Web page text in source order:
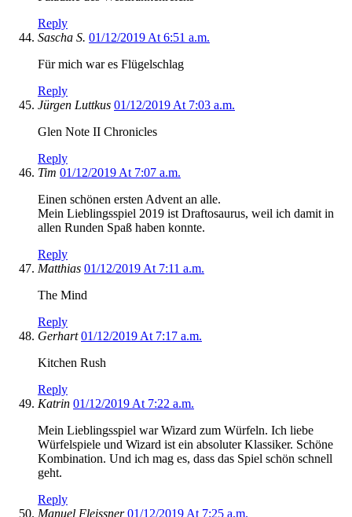
Reply
Sascha S. 01/12/2019 At 6:51 a.m.
Für mich war es Flügelschlag
Reply
Jürgen Luttkus 01/12/2019 At 7:03 a.m.
Glen Note II Chronicles
Reply
Tim 01/12/2019 At 7:07 a.m.
Einen schönen ersten Advent an alle.
Mein Lieblingsspiel 2019 ist Draftosaurus, weil ich damit in
allen Runden Spaß haben konnte.
Reply
Matthias 01/12/2019 At 7:11 a.m.
The Mind
Reply
Gerhart 01/12/2019 At 7:17 a.m.
Kitchen Rush
Reply
Katrin 01/12/2019 At 7:22 a.m.
Mein Lieblingsspiel war Wizard zum Würfeln. Ich liebe
Würfelspiele und Wizard ist ein absoluter Klassiker. Schöne
Kombination. Und ich mag es, dass das Spiel schön schnell
geht.
Reply
Manuel Fleissner 01/12/2019 At 7:25 a.m.